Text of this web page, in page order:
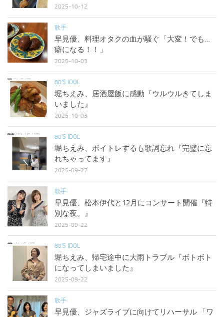
2025-10-12
歌手
早見優、料理オタクの血が騒ぐ「大変！でも…
癖になる！！」
2025-10-03
80'S IDOL
堀ちえみ、居酒屋飯に感動『ウルウルきてしま
いました』
2025-10-03
80'S IDOL
堀ちえみ、ボイトレするも歌詞忘れ『完璧に忘
れちゃってます』
2025-09-27
歌手
早見優、松本伊代と12月にコンサート開催『特
別な夜。』
2025-09-22
80'S IDOL
堀ちえみ、帰宅途中に大雨トラブル『ボトボト
になってしまいました』
2025-09-22
歌手
早見優、ジャズライブに向けてリハーサル 「ワ